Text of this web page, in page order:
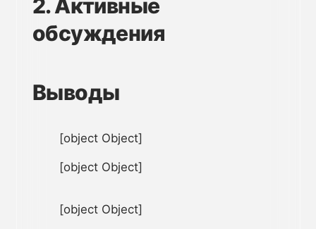
2. Активные
обсуждения
Выводы
[object Object]
[object Object]
[object Object]